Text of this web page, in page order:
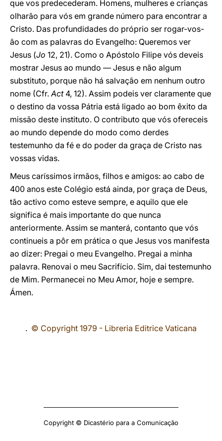
que vos predecederam. Homens, mulheres e crianças
olharão para vós em grande número para encontrar a
Cristo. Das profundidades do próprio ser rogar-vos-
ão com as palavras do Evangelho: Queremos ver
Jesus (Jo 12, 21). Como o Apóstolo Filipe vós deveis
mostrar Jesus ao mundo — Jesus e não algum
substituto, porque não há salvação em nenhum outro
nome (Cfr.Act4, 12). Assim podeis ver claramente que
o destino da vossa Pátria está ligado ao bom êxito da
missão deste instituto. O contributo que vós ofereceis
ao mundo depende do modo como derdes
testemunho da fé e do poder da graça de Cristo nas
vossas vidas.
Meus caríssimos irmãos, filhos e amigos: ao cabo de
400 anos este Colégio está ainda, por graça de Deus,
tão activo como esteve sempre, e aquilo que ele
significa é mais importante do que nunca
anteriormente. Assim se manterá, contanto que vós
continueis a pôr em prática o que Jesus vos manifesta
ao dizer: Pregai o meu Evangelho. Pregai a minha
palavra. Renovai o meu Sacrifício. Sim, dai testemunho
de Mim. Permanecei no Meu Amor, hoje e sempre.
Ámen.
. © Copyright 1979 - Libreria Editrice Vaticana
Copyright © Dicastério para a Comunicação